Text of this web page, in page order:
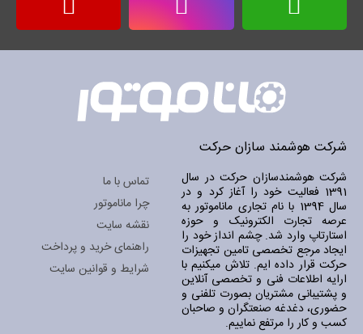
شرکت هوشمند سازان حرکت
شرکت هوشمندسازان حرکت در سال
1391 فعالیت خود را آغاز کرد و در
سال 1394 با نام تجاری ماناموتور به
عرصه تجارت الکترونیک و حوزه
استارتاپ وارد شد. چشم انداز خود را
ایجاد مرجع تخصصی تامین تجهیزات
حرکت قرار داده ایم. تلاش میکنیم با
ارایه اطلاعات فنی و تخصصی آنلاین
و پشتیبانی مشتریان بصورت تلفنی و
حضوری، دغدغه صنعتگران و صاحبان
کسب و کار را مرتفع نماییم.
تماس با ما
چرا ماناموتور
نقشه سایت
راهنمای خرید و پرداخت
شرایط و قوانین سایت